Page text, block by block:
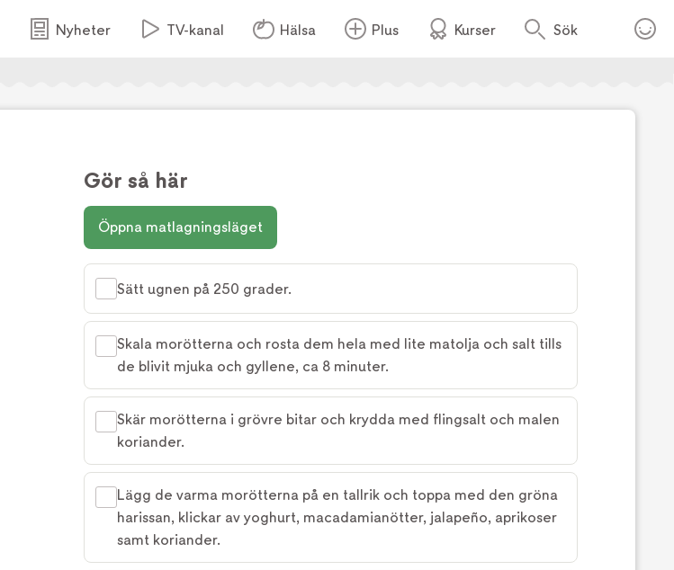
Nyheter TV-kanal Hälsa Plus Kurser Sök
Gör så här
Öppna matlagningsläget
Sätt ugnen på 250 grader.
Skala morötterna och rosta dem hela med lite matolja och salt tills
de blivit mjuka och gyllene, ca 8 minuter.
Skär morötterna i grövre bitar och krydda med flingsalt och malen
koriander.
Lägg de varma morötterna på en tallrik och toppa med den gröna
harissan, klickar av yoghurt, macadamianötter, jalapeño, aprikoser
samt koriander.